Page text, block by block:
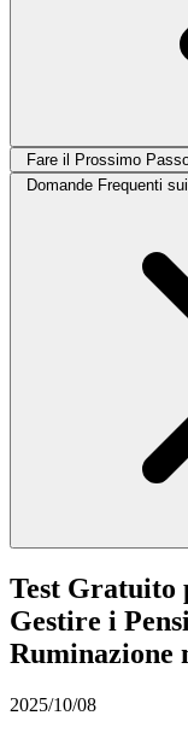
Fare il Prossimo
Domande Frequenti
Test Gratuito
Gestire i
Ruminazione
2025/10/08